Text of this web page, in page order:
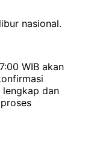
nasional.
WIB akan
lengkap dan